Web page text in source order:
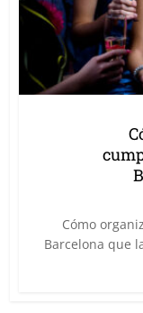
Cómo
Barcelona que